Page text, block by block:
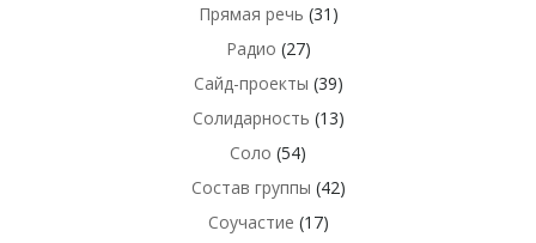
Прямая речь (31)
Радио (27)
Сайд-проекты (39)
Солидарность (13)
Соло (54)
Состав группы (42)
Соучастие (17)